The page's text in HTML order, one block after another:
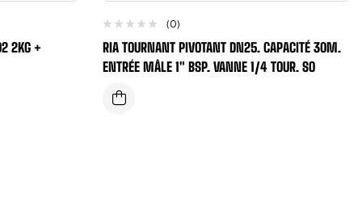
2KG +
(0)
RIA TOURNANT PIVOTANT DN25. CAPACITÉ 30M.
ENTRÉE MÂLE 1″ BSP. VANNE 1/4 TOUR. SO